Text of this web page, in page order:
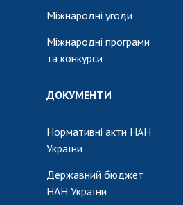
Міжнародні угоди
Міжнародні програми
та конкурси
ДОКУМЕНТИ
Нормативні акти НАН
України
Державний бюджет
НАН України